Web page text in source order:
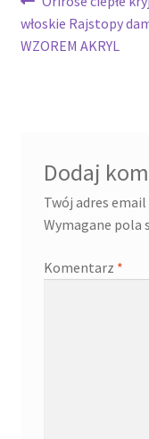
wpisu
wpis:
włoskie Rajstopy
WZOREM AKRYL
Dodaj
Twój adres
Wymagane pola
Komentarz *